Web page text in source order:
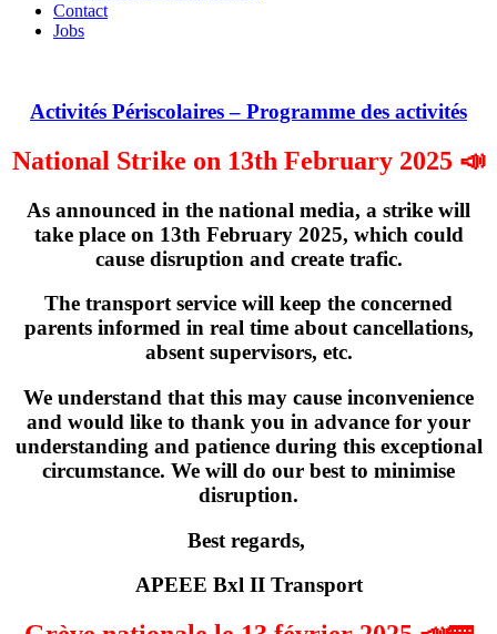
Contact
Jobs
Activités Périscolaires – Programme des activités
National Strike on 13th February 2025 📣
As announced in the national media, a strike will
take place on 13th February 2025, which could
cause disruption and create trafic.
The transport service will keep the concerned
parents informed in real time about cancellations,
absent supervisors, etc.
We understand that this may cause inconvenience
and would like to thank you in advance for your
understanding and patience during this exceptional
circumstance. We will do our best to minimise
disruption.
Best regards,
APEEE Bxl II Transport